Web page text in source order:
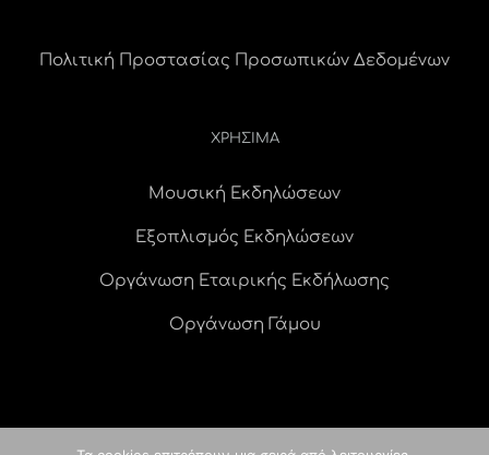
Πολιτική Προστασίας Προσωπικών Δεδομένων
ΧΡΗΣΙΜΑ
Μουσική Εκδηλώσεων
Εξοπλισμός Εκδηλώσεων
Οργάνωση Εταιρικής Εκδήλωσης
Οργάνωση Γάμου